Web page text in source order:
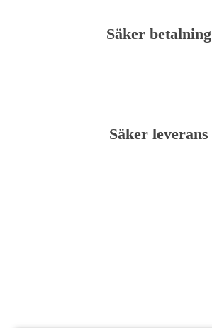
Säker betalning
Säker leverans